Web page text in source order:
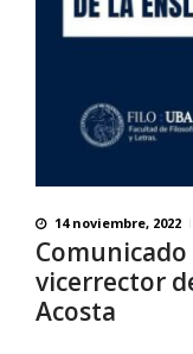
14 noviembre, 2022
vicerrector
Acosta